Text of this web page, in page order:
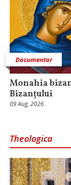
Documentar
Monahia
Bizanțului
09 Aug, 2026
Theologica